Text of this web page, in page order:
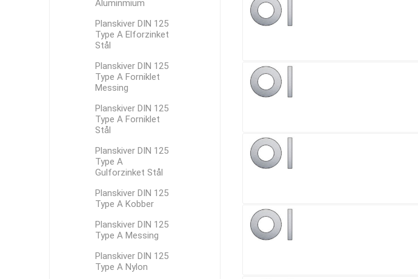
Aluminmium
Planskiver DIN 125
Type A Elforzinket
Stål
Planskiver DIN 125
Type A Forniklet
Messing
Planskiver DIN 125
Type A Forniklet
Stål
Planskiver DIN 125
Type A
Gulforzinket Stål
Planskiver DIN 125
Type A Kobber
Planskiver DIN 125
Type A Messing
Planskiver DIN 125
Type A Nylon